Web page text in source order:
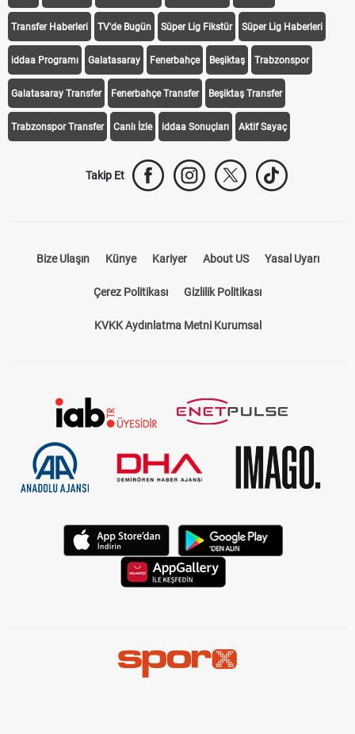
Transfer Haberleri TV'de Bugün Süper Lig Fikstür Süper Lig Haberleri
iddaa Programı Galatasaray Fenerbahçe Beşiktaş Trabzonspor
Galatasaray Transfer Fenerbahçe Transfer Beşiktaş Transfer
Trabzonspor Transfer Canlı İzle iddaa Sonuçları Aktif Sayaç
Takip Et
Bize Ulaşın Künye Kariyer About US Yasal Uyarı
Çerez Politikası Gizlilik Politikası
KVKK Aydınlatma Metni Kurumsal